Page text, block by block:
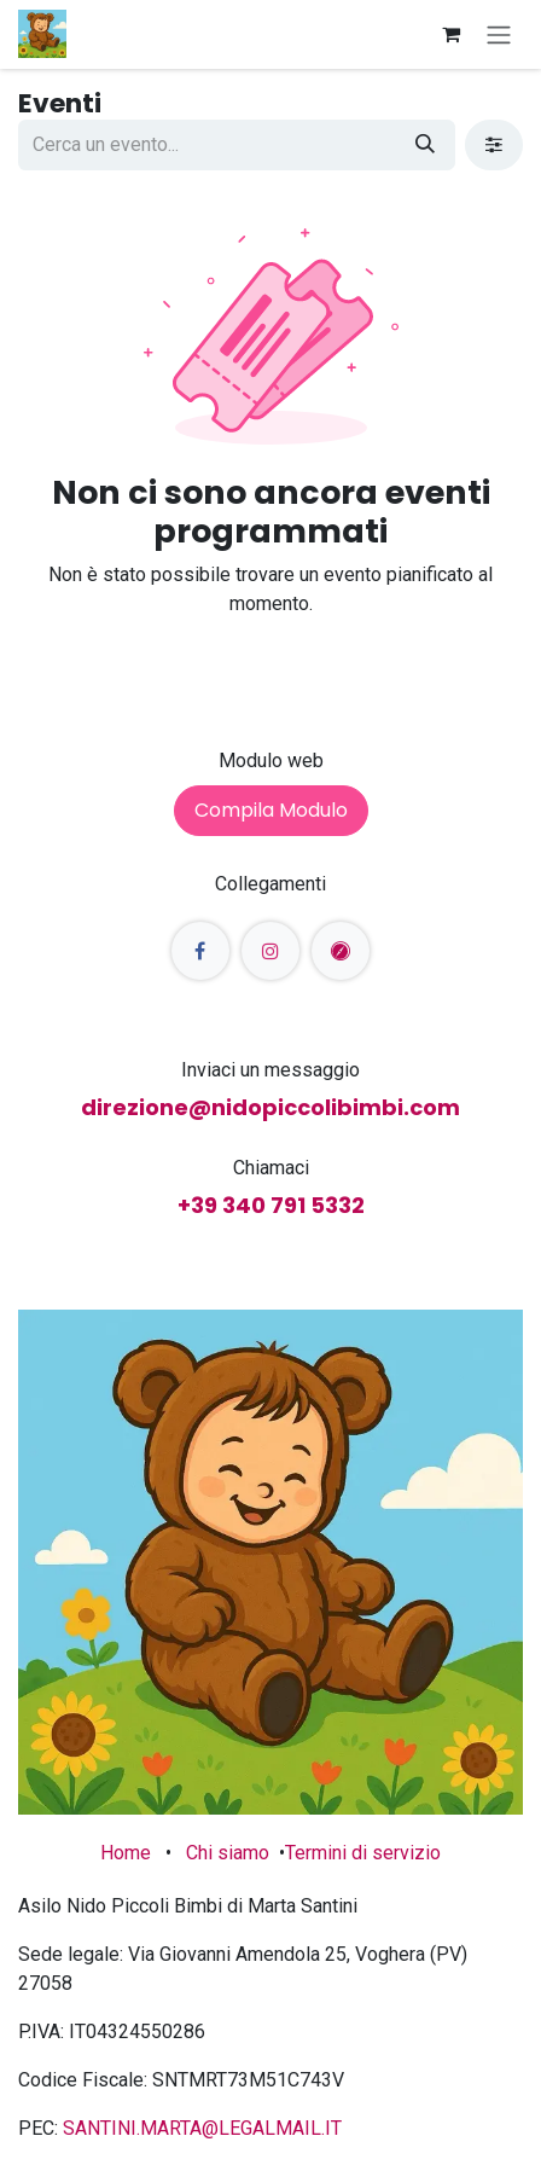
Passa al contenuto
Eventi
Non ci sono ancora eventi
programmati
Non è stato possibile trovare un evento pianificato al
momento.
Modulo web
Compila Modulo
Collegamenti
Inviaci un messaggio
direzione@nidopiccolibimbi.com
Chiamaci
+39 340 791 5332
Home • Chi siamo •Termini di servizio
Asilo Nido Piccoli Bimbi di Marta Santini
Sede legale: Via Giovanni Amendola 25, Voghera (PV)
27058
P.IVA: IT04324550286
Codice Fiscale: SNTMRT73M51C743V
PEC: SANTINI.MARTA@LEGALMAIL.IT